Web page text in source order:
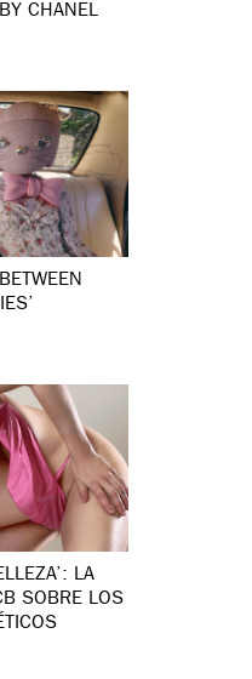
CHANEL
LA
SOBRE LOS